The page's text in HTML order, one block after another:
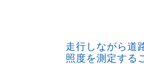
走行しながら道
照度を測定する